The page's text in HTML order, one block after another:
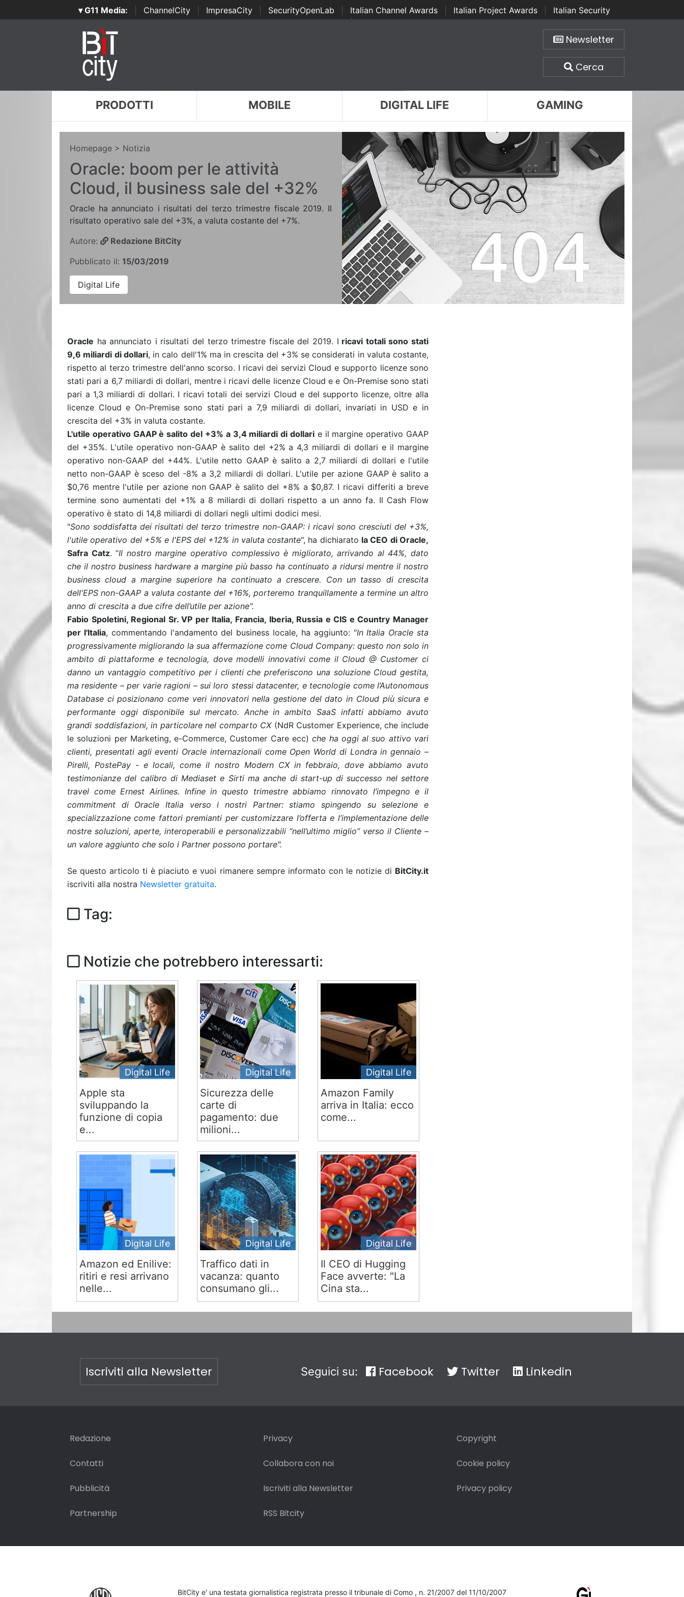
▾ G11 Media: ChannelCity ImpresaCity SecurityOpenLab Italian Channel Awards Italian Project Awards
Italian Security
Awards | ...
Newsletter
Cerca
PRODOTTI MOBILE DIGITAL LIFE GAMING
Homepage > Notizia
Oracle: boom per le attività
Cloud, il business sale del +32%
Oracle ha annunciato i risultati del terzo trimestre fiscale 2019. Il
risultato operativo sale del +3%, a valuta costante del +7%.
Autore:
Redazione BitCity
Pubblicato il: 15/03/2019
Digital Life
Oracle ha annunciato i risultati del terzo trimestre fiscale del 2019. I ricavi totali sono stati
9,6 miliardi di dollari, in calo dell'1% ma in crescita del +3% se considerati in valuta costante,
rispetto al terzo trimestre dell'anno scorso. I ricavi dei servizi Cloud e supporto licenze sono
stati pari a 6,7 miliardi di dollari, mentre i ricavi delle licenze Cloud e e On-Premise sono stati
pari a 1,3 miliardi di dollari. I ricavi totali dei servizi Cloud e del supporto licenze, oltre alla
licenze Cloud e On-Premise sono stati pari a 7,9 miliardi di dollari, invariati in USD e in
crescita del +3% in valuta costante.
L'utile operativo GAAP è salito del +3% a 3,4 miliardi di dollarie il margine operativo GAAP
del +35%. L'utile operativo non-GAAP è salito del +2% a 4,3 miliardi di dollari e il margine
operativo non-GAAP del +44%. L'utile netto GAAP è salito a 2,7 miliardi di dollari e l'utile
netto non-GAAP è sceso del -8% a 3,2 miliardi di dollari. L'utile per azione GAAP è salito a
$0,76 mentre l'utile per azione non GAAP è salito del +8% a $0,87. I ricavi differiti a breve
termine sono aumentati del +1% a 8 miliardi di dollari rispetto a un anno fa. Il Cash Flow
operativo è stato di 14,8 miliardi di dollari negli ultimi dodici mesi.
"Sono soddisfatta dei risultati del terzo trimestre non-GAAP: i ricavi sono cresciuti del +3%,
l'utile operativo del +5% e l'EPS del +12% in valuta costante", ha dichiarato la CEO di Oracle,
Safra Catz. “Il nostro margine operativo complessivo è migliorato, arrivando al 44%, dato
che il nostro business hardware a margine più basso ha continuato a ridursi mentre il nostro
business cloud a margine superiore ha continuato a crescere. Con un tasso di crescita
dell'EPS non-GAAP a valuta costante del +16%, porteremo tranquillamente a termine un altro
anno di crescita a due cifre dell’utile per azione".
Fabio Spoletini, Regional Sr. VP per Italia, Francia, Iberia, Russia e CIS e Country Manager
per l'Italia, commentando l'andamento del business locale, ha aggiunto: "In Italia Oracle sta
progressivamente migliorando la sua affermazione come Cloud Company: questo non solo in
ambito di piattaforme e tecnologia, dove modelli innovativi come il Cloud @ Customer ci
danno un vantaggio competitivo per i clienti che preferiscono una soluzione Cloud gestita,
ma residente – per varie ragioni – sui loro stessi datacenter, e tecnologie come l’Autonomous
Database ci posizionano come veri innovatori nella gestione del dato in Cloud più sicura e
performante oggi disponibile sul mercato. Anche in ambito SaaS infatti abbiamo avuto
grandi soddisfazioni, in particolare nel comparto CX (NdR Customer Experience, che include
le soluzioni per Marketing, e-Commerce, Customer Care ecc) che ha oggi al suo attivo vari
clienti, presentati agli eventi Oracle internazionali come Open World di Londra in gennaio –
Pirelli, PostePay - e locali, come il nostro Modern CX in febbraio, dove abbiamo avuto
testimonianze del calibro di Mediaset e Sirti ma anche di start-up di successo nel settore
travel come Ernest Airlines. Infine in questo trimestre abbiamo rinnovato l’impegno e il
commitment di Oracle Italia verso i nostri Partner: stiamo spingendo su selezione e
specializzazione come fattori premianti per customizzare l’offerta e l’implementazione delle
nostre soluzioni, aperte, interoperabili e personalizzabili “nell’ultimo miglio” verso il Cliente –
un valore aggiunto che solo i Partner possono portare".
Se questo articolo ti è piaciuto e vuoi rimanere sempre informato con le notizie di BitCity.it
iscriviti alla nostra Newsletter gratuita.
Tag:
Notizie che potrebbero interessarti:
Digital Life
Apple sta
sviluppando la
funzione di copia
e...
Digital Life
Sicurezza delle
carte di
pagamento: due
milioni...
Digital Life
Amazon Family
arriva in Italia: ecco
come...
Digital Life
Amazon ed Enilive:
ritiri e resi arrivano
nelle...
Digital Life
Traffico dati in
vacanza: quanto
consumano gli...
Digital Life
Il CEO di Hugging
Face avverte: "La
Cina sta...
Iscriviti alla Newsletter Seguici su: Facebook Twitter Linkedin
Redazione
Contatti
Pubblicità
Partnership
Privacy
Collabora con noi
Iscriviti alla Newsletter
RSS Bitcity
Copyright
Cookie policy
Privacy policy
BitCity e' una testata giornalistica registrata presso il tribunale di Como , n. 21/2007 del 11/10/2007